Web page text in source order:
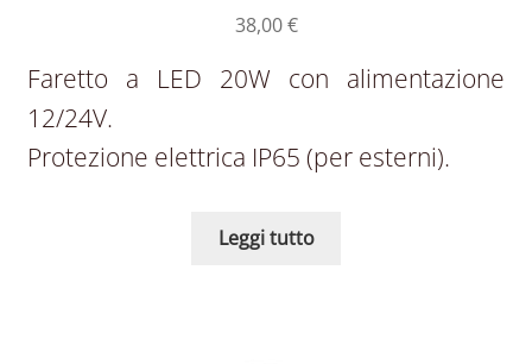
38,00€
Faretto a LED 20W con alimentazione
12/24V.
Protezione elettrica IP65 (per esterni).
Leggi tutto